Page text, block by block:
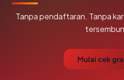
Tanpa pendaftaran. Tanpa
Mulai cek